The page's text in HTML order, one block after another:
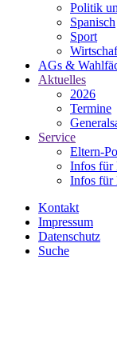
Politik
Spanisch
Sport
AGs &
Aktuelles
2026
Termine
Service
Eltern-
Infos für
Infos für
Kontakt
Impressum
Datenschutz
Suche